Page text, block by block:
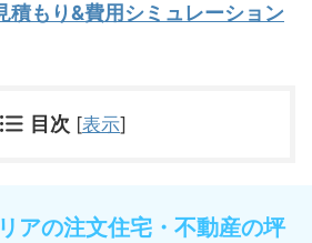
積もり&費用シミュレーション
目次 [表示]
アの注文住宅・不動産の坪